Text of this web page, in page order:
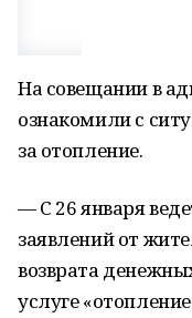
На совещании в
ознакомили с
за отопление.
— С 26 января
заявлений от
возврата
услуге